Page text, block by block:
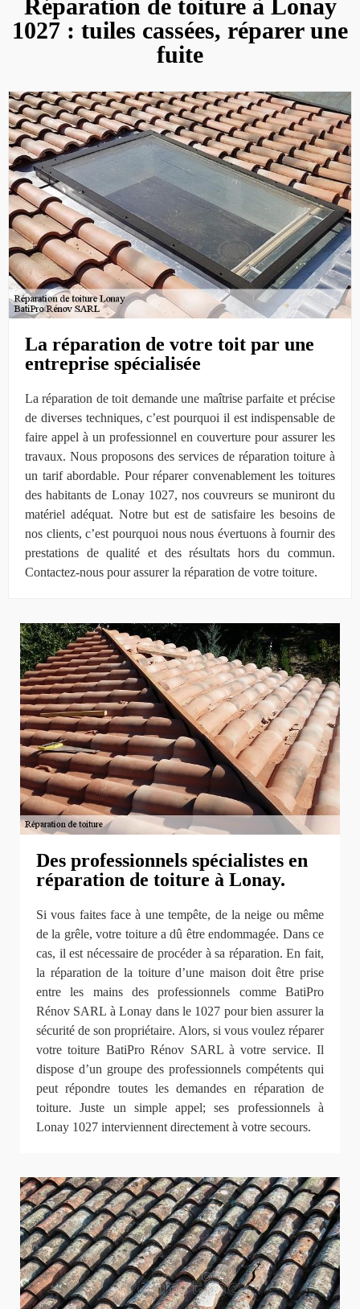
Réparation de toiture à Lonay
1027 : tuiles cassées, réparer une
fuite
La réparation de votre toit par une
entreprise spécialisée
La réparation de toit demande une maîtrise parfaite et précise
de diverses techniques, c’est pourquoi il est indispensable de
faire appel à un professionnel en couverture pour assurer les
travaux. Nous proposons des services de réparation toiture à
un tarif abordable. Pour réparer convenablement les toitures
des habitants de Lonay 1027, nos couvreurs se muniront du
matériel adéquat. Notre but est de satisfaire les besoins de
nos clients, c’est pourquoi nous nous évertuons à fournir des
prestations de qualité et des résultats hors du commun.
Contactez-nous pour assurer la réparation de votre toiture.
Des professionnels spécialistes en
réparation de toiture à Lonay.
Si vous faites face à une tempête, de la neige ou même
de la grêle, votre toiture a dû être endommagée. Dans ce
cas, il est nécessaire de procéder à sa réparation. En fait,
la réparation de la toiture d’une maison doit être prise
entre les mains des professionnels comme BatiPro
Rénov SARL à Lonay dans le 1027 pour bien assurer la
sécurité de son propriétaire. Alors, si vous voulez réparer
votre toiture BatiPro Rénov SARL à votre service. Il
dispose d’un groupe des professionnels compétents qui
peut répondre toutes les demandes en réparation de
toiture. Juste un simple appel; ses professionnels à
Lonay 1027 interviennent directement à votre secours.